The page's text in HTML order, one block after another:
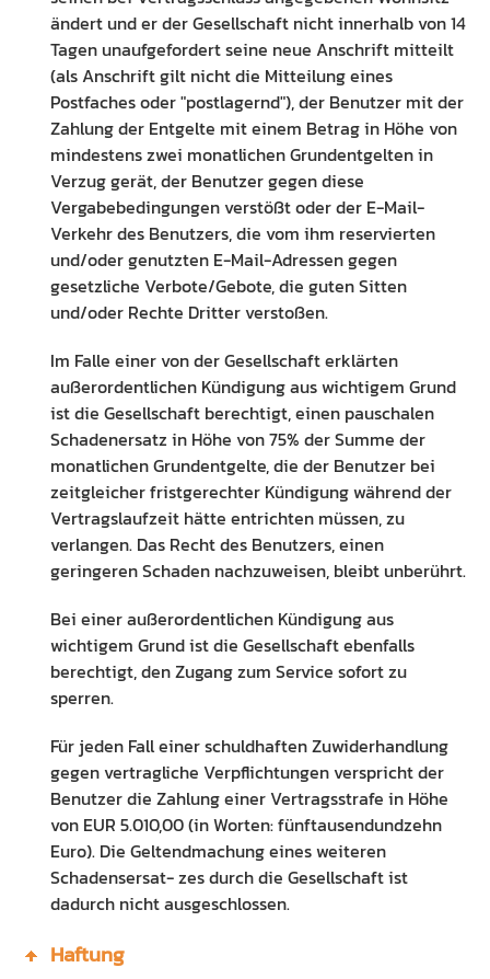
ändert und er der Gesellschaft nicht innerhalb von 14
Tagen unaufgefordert seine neue Anschrift mitteilt
(als Anschrift gilt nicht die Mitteilung eines
Postfaches oder "postlagernd"), der Benutzer mit der
Zahlung der Entgelte mit einem Betrag in Höhe von
mindestens zwei monatlichen Grundentgelten in
Verzug gerät, der Benutzer gegen diese
Vergabebedingungen verstößt oder der E-Mail-
Verkehr des Benutzers, die vom ihm reservierten
und/oder genutzten E-Mail-Adressen gegen
gesetzliche Verbote/Gebote, die guten Sitten
und/oder Rechte Dritter verstoßen.
Im Falle einer von der Gesellschaft erklärten
außerordentlichen Kündigung aus wichtigem Grund
ist die Gesellschaft berechtigt, einen pauschalen
Schadenersatz in Höhe von 75% der Summe der
monatlichen Grundentgelte, die der Benutzer bei
zeitgleicher fristgerechter Kündigung während der
Vertragslaufzeit hätte entrichten müssen, zu
verlangen. Das Recht des Benutzers, einen
geringeren Schaden nachzuweisen, bleibt unberührt.
Bei einer außerordentlichen Kündigung aus
wichtigem Grund ist die Gesellschaft ebenfalls
berechtigt, den Zugang zum Service sofort zu
sperren.
Für jeden Fall einer schuldhaften Zuwiderhandlung
gegen vertragliche Verpflichtungen verspricht der
Benutzer die Zahlung einer Vertragsstrafe in Höhe
von EUR 5.010,00 (in Worten: fünftausendundzehn
Euro). Die Geltendmachung eines weiteren
Schadensersat- zes durch die Gesellschaft ist
dadurch nicht ausgeschlossen.
Haftung